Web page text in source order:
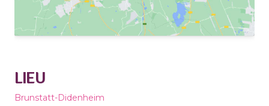
LIEU
Brunstatt-Didenheim